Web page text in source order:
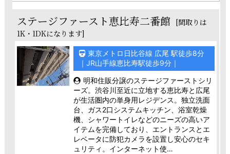
ステージファースト恵比寿二番館 [間取りは
1K・1DKになります]
東京メトロ日比谷線 広尾 駅徒歩8分
｜JR山手線恵比寿駅徒歩9分｜
明和住販分譲のステージファーストシリ
ーズ。渋谷川至近に立地する恵比寿と広尾
が生活圏内の単身用レジデンス。独立洗面
台、ガス2口システムキッチン、浴室乾燥
機、シャワートイレなどのニーズの高いア
イテムを完備しており、エントランスとエ
レベータに防犯カメラを設置し安心のセキ
ュリティ。インターネット使…